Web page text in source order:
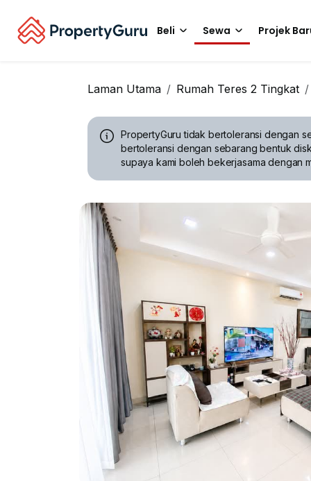
Beli Sewa Projek
Laman Utama Rumah Teres 2 Tingkat
PropertyGuru tidak bertoleransi dengan
bertoleransi dengan sebarang bentuk
supaya kami boleh bekerjasama dengan